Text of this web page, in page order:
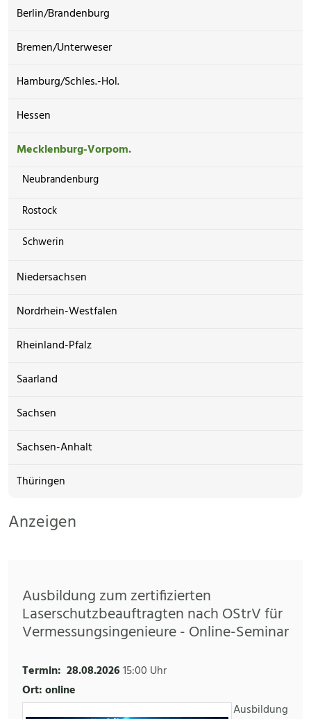
Berlin/Brandenburg
Bremen/Unterweser
Hamburg/Schles.-Hol.
Hessen
Mecklenburg-Vorpom.
Neubrandenburg
Rostock
Schwerin
Niedersachsen
Nordrhein-Westfalen
Rheinland-Pfalz
Saarland
Sachsen
Sachsen-Anhalt
Thüringen
Anzeigen
Ausbildung zum zertifizierten
Laserschutzbeauftragten nach OStrV für
Vermessungsingenieure - Online-Seminar
Termin: 28.08.202615:00 Uhr
Ort: online
Ausbildung